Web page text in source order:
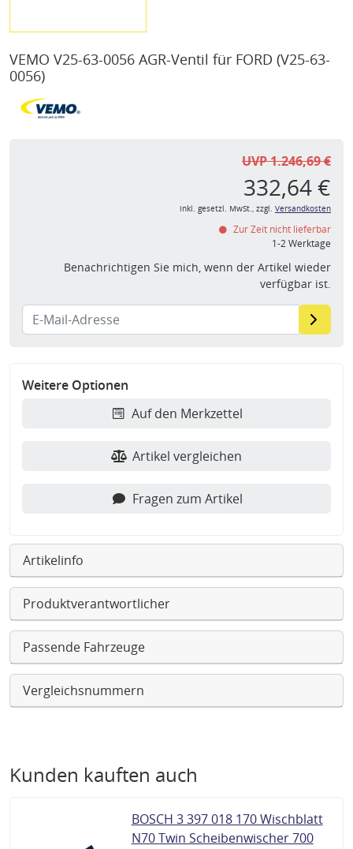
VEMO V25-63-0056 AGR-Ventil für FORD (V25-63-
0056)
UVP 1.246,69 €
332,64 €
inkl. gesetzl. MwSt., zzgl. Versandkosten
Zur Zeit nicht lieferbar
1-2 Werktage
Benachrichtigen Sie mich, wenn der Artikel wieder
verfügbar ist.
Weitere Optionen
Auf den Merkzettel
Artikel vergleichen
Fragen zum Artikel
Artikelinfo
Produktverantwortlicher
Passende Fahrzeuge
Vergleichsnummern
Kunden kauften auch
BOSCH 3 397 018 170 Wischblatt
N70 Twin Scheibenwischer 700